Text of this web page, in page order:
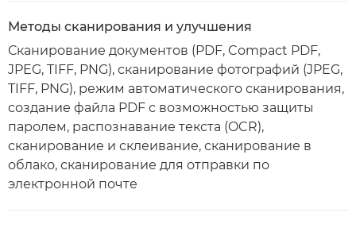
Методы сканирования и улучшения
Сканирование документов (PDF, Compact PDF,
JPEG, TIFF, PNG), сканирование фотографий (JPEG,
TIFF, PNG), режим автоматического сканирования,
создание файла PDF с возможностью защиты
паролем, распознавание текста (OCR),
сканирование и склеивание, сканирование в
облако, сканирование для отправки по
электронной почте